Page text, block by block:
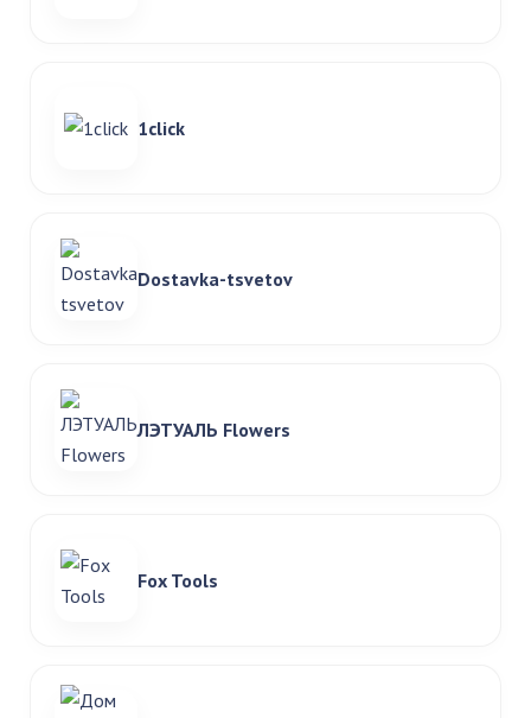
1click
Dostavka-tsvetov
ЛЭТУАЛЬ Flowers
Fox Tools